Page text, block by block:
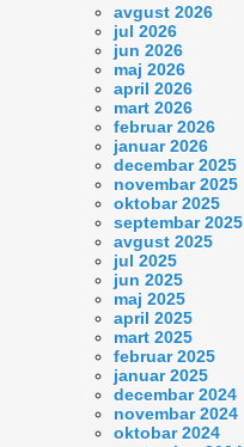
avgust 2026
jul 2026
jun 2026
maj 2026
april 2026
mart 2026
februar 2026
januar 2026
decembar 2025
novembar 2025
oktobar 2025
septembar 2025
avgust 2025
jul 2025
jun 2025
maj 2025
april 2025
mart 2025
februar 2025
januar 2025
decembar 2024
novembar 2024
oktobar 2024